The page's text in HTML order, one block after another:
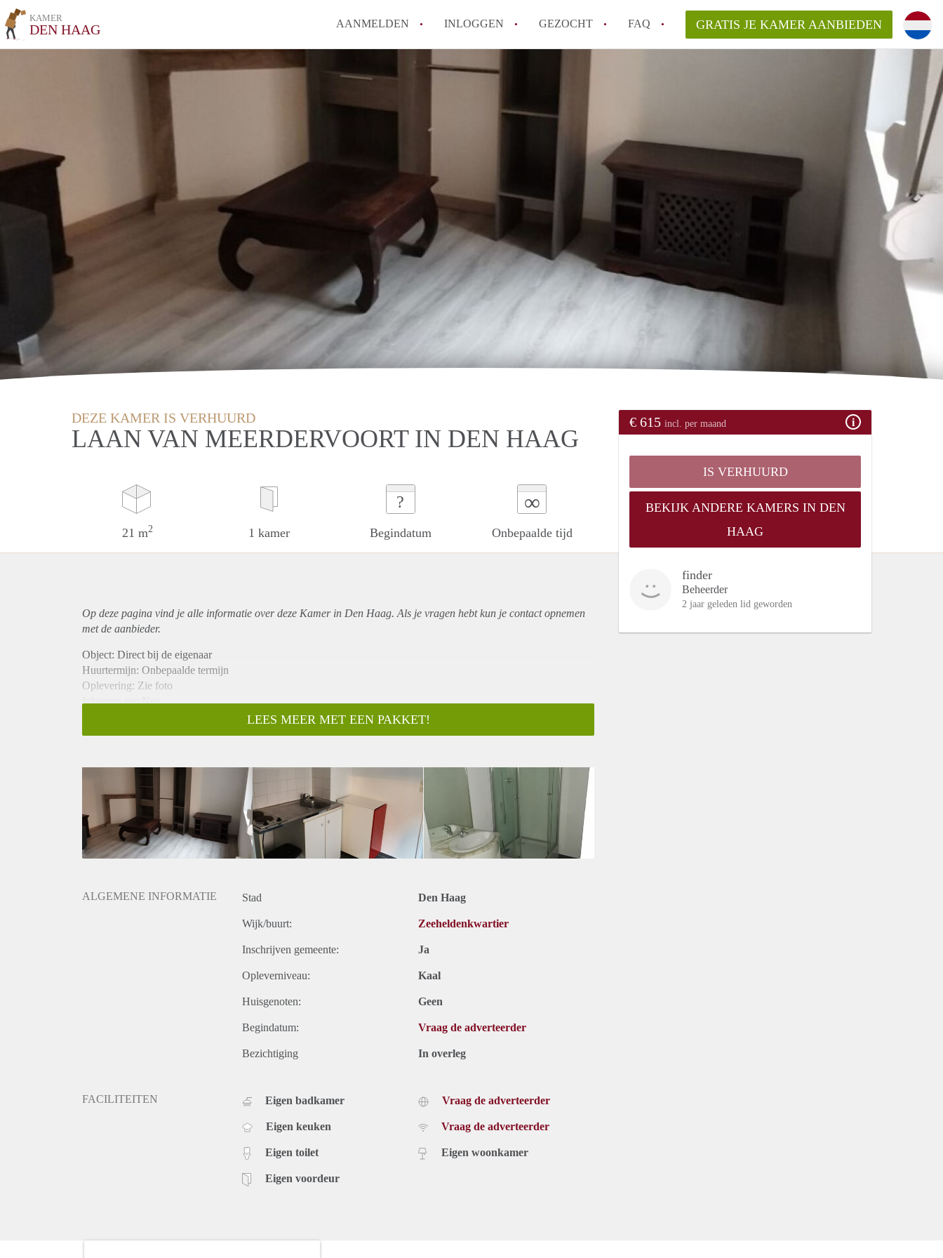
KAMER
DEN HAAG AANMELDEN INLOGGEN GEZOCHT FAQ
Hoeveel kost het om te reageren op een Kamer in Den Haag?
Berekent KamerDenHaag makelaarsvergoeding/bemiddelingsvergoeding?
GRATIS JE KAMER AANBIEDEN
DEZE KAMER IS VERHUURD
LAAN VAN MEERDERVOORT IN DEN HAAG
21 m2 1 kamer
?
Begindatum
∞
Onbepaalde tijd
€ 615 incl. per maand
IS VERHUURD
BEKIJK ANDERE KAMERS IN DEN
HAAG
finder
Beheerder
2 jaar geleden lid geworden
Op deze pagina vind je alle informatie over deze Kamer in Den Haag. Als je vragen hebt kun je contact opnemen
met de aanbieder.
Object: Direct bij de eigenaar
Huurtermijn: Onbepaalde termijn
Oplevering: Zie foto
Inkomen eis: Nee
Borg: 1 Maand
Huisdieren toegestaan: Afhankelijk van de Eigenaar
Huurtoeslag grens: Ja
Geschikt voor studenten: Afhankelijk van de Eigenaar
LEES MEER MET EEN PAKKET!
ALGEMENE INFORMATIE Stad Den Haag
Wijk/buurt: Zeeheldenkwartier
Inschrijven gemeente: Ja
Opleverniveau: Kaal
Huisgenoten: Geen
Begindatum: Vraag de adverteerder
Bezichtiging In overleg
FACILITEITEN Eigen badkamer
Eigen keuken
Eigen toilet
Eigen voordeur
Vraag de adverteerder
Vraag de adverteerder
Eigen woonkamer